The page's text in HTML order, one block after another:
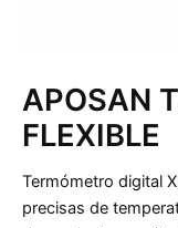
APOSAN
FLEXIBLE
Termómetro digital
precisas de